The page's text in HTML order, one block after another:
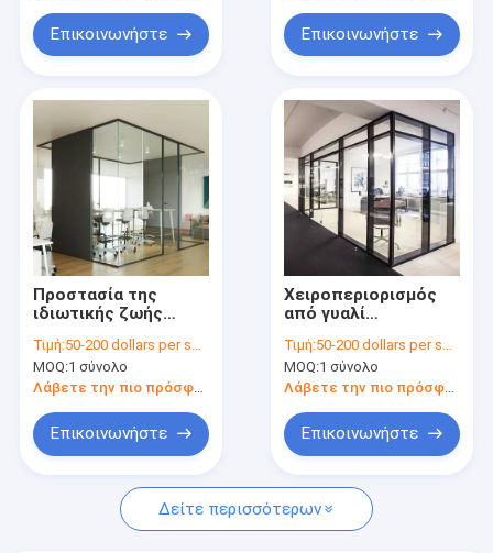
Προϊόντα
Σχετικά με εμάς
Επισκέψεις στο εργοστάσιο
Ποιοτικός έλεγχος
Υποθέσεις
Συρόμενη πόρτα αλουμινίου
Επικοινωνήστε Επικοινωνήστε
Προστασία της
ιδιωτικής ζωής
διαχωριστικά
προσαρμόσιμα με
σύγχρονο σχεδιασμό
Τιμή:50-200 dollars per square meter
MOQ:1 σύνολο
Λάβετε την πιο πρόσφατη τιμή
Επικοινωνήστε
Χειροπεριορισμός
από γυαλί
Ανθεκτικός στη
διάβρωση
διαχωρισμοί
ηχομόνωσης
Τιμή:50-200 dollars per square meter
MOQ:1 σύνολο
Λάβετε την πιο πρόσφατη τιμή
Επικοινωνήστε
Δείτε περισσότερων